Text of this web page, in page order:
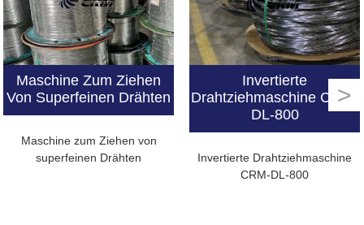
Maschine Zum Ziehen
Von Superfeinen Drähten
Maschine zum Ziehen von
superfeinen Drähten
Invertierte
Drahtziehmaschine CRM-
DL-800
Invertierte Drahtziehmaschine
CRM-DL-800
>